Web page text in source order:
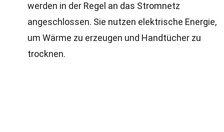
werden in der Regel an das Stromnetz
angeschlossen. Sie nutzen elektrische Energie,
um Wärme zu erzeugen und Handtücher zu
trocknen.